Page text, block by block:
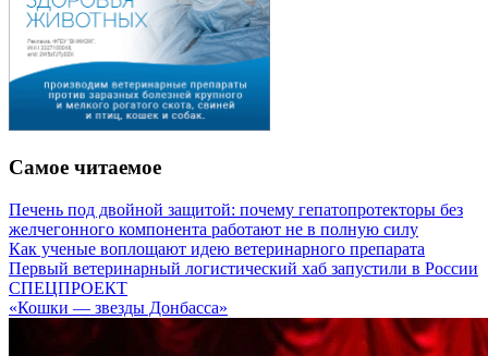
Самое читаемое
Печень под двойной защитой: почему гепатопротекторы без
желчегонного компонента работают не в полную силу
Как ученые воплощают идею ветеринарного препарата
Первый ветеринарный логистический хаб запустили в России
СПЕЦПРОЕКТ
«Кошки — звезды Донбасса»